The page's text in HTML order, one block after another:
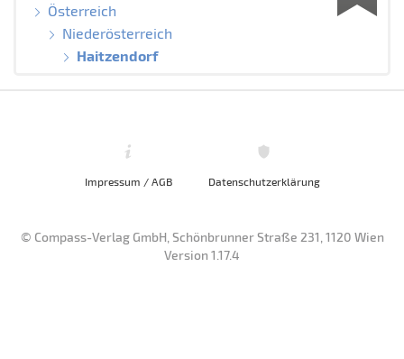
Österreich
Niederösterreich
Haitzendorf
Impressum / AGB Datenschutzerklärung
© Compass-Verlag GmbH, Schönbrunner Straße 231, 1120 Wien
Version 1.17.4